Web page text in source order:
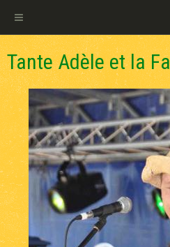
Tante Adèle et la